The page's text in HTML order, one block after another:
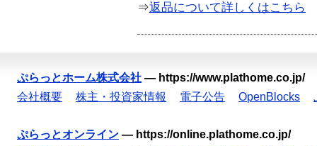
⇒返品について詳しくはこちら
ぷらっとホーム株式会社 — https://www.plathome.co.jp/
会社概要
株主・投資家情報 電子公告 OpenBlocks
ぷらっとオンライン — https://online.plathome.co.jp/